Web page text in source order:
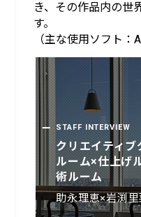
き、その作品内の世
す。
（主な使用ソフト：
STAFF INTERVIEW
クリエイティ
長
薄井久代
STAFF INTERVIEW
クリエイティ
ルーム×仕上げ
術ルーム
助永理恵×岩渕